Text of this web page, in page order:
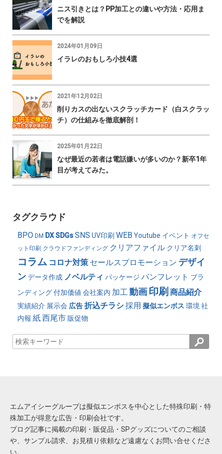
ニス引きとは？PP加工との違いや方法・応用ま
でを解説
2024年01月09日
イラレのおもしろ小技4選
2021年12月02日
削りカスの出ないスクラッチカード（白スクラッ
チ）の仕組みを徹底解剖！
2025年01月22日
なぜ最近の若者は電話嫌いが多いのか？新卒1年
目が考えてみた。
タグクラウド
BPO DM DXSDGsSNS UV印刷 WEB Youtube イベント オフセ
ット印刷 クラウドファンディング クリアファイル クリア名刺
コラム コロナ対策 セールスプロモーション デザイ
ンデータ作成 ノベルティ パッケージ パンフレット ブラ
ンディング付加価値 会社案内 加工動画印刷 商品紹介
実績紹介 展示会 広告折込チラシ採用 擬似エンボス 環境 社
内報 紙西尾市 販促物
エムアイシーグループは擬似エンボスを中心とした特殊印刷・特
殊加工が得意な広告・印刷会社です。
ブログ記事に掲載の印刷・販促品・SPグッズについてのご相談
や、サンプル請求、お見積り依頼など遠慮なくお問い合せくださ
い。